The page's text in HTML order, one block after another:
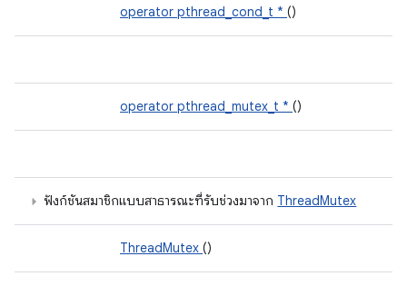
operator pthread_cond_t * ()
operator pthread_mutex_t * ()
ฟังก์ชันสมาชิกแบบสาธารณะที่รับช่วงมาจาก ThreadMutex
ThreadMutex ()